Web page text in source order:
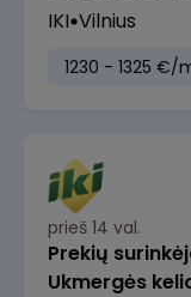
IKI Vilnius
1230 - 1325 €/
prieš 14 val.
Prekių
Ukmergės